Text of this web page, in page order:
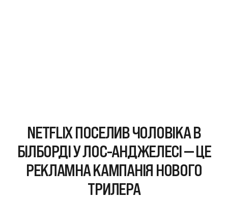
NETFLIX ПОСЕЛИВ ЧОЛОВІКА В
БІЛБОРДІ У ЛОС-АНДЖЕЛЕСІ — ЦЕ
РЕКЛАМНА КАМПАНІЯ НОВОГО
ТРИЛЕРА